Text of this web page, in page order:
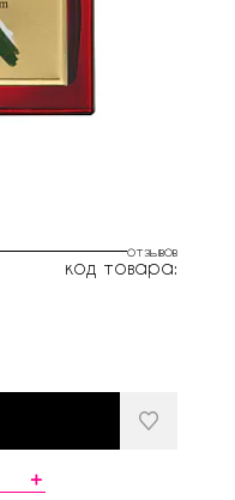
отзывов
код товара:
＋